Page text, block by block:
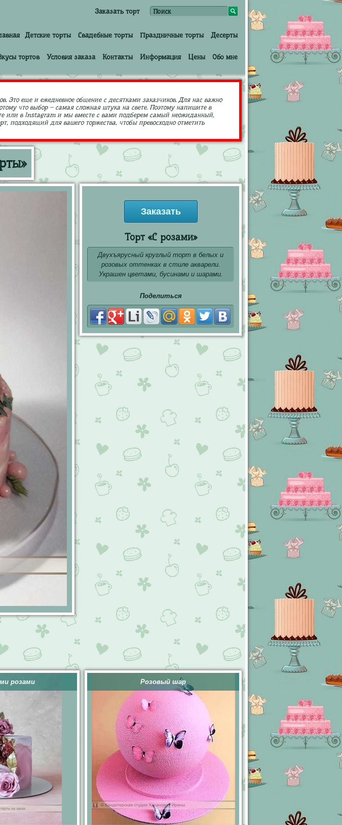
Заказать торт
Детские торты Свадебные торты Праздничные торты Десерты
тортов Условия заказа Контакты Информация Цены Обо мне
Это еще и ежедневное общение с десятками заказчиков. Для нас важно
что выбор – самая сложная штука на свете. Поэтому напишите в
или в Instagram и мы вместе с вами подберем самый неожиданный,
для вашего торжества, чтобы превосходно отметить
Заказать
Торт «С розами»
Двухъярусный круглый торт в белых и
розовых оттенках в стиле акварели.
Украшен цветами, бусинами и шарами.
Поделиться
розами Розовый шар